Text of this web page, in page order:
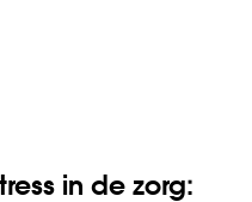
in de zorg: